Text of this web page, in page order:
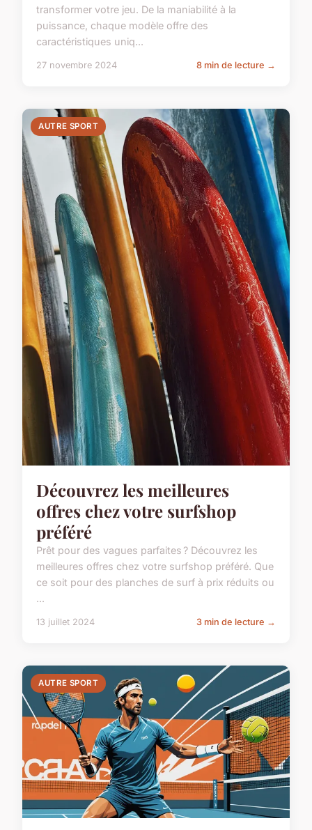
transformer votre jeu. De la maniabilité à la
puissance, chaque modèle offre des
caractéristiques uniq...
27 novembre 2024 8 min de lecture →
AUTRE SPORT
Découvrez les meilleures
offres chez votre surfshop
préféré
Prêt pour des vagues parfaites ? Découvrez les
meilleures offres chez votre surfshop préféré. Que
ce soit pour des planches de surf à prix réduits ou
...
13 juillet 2024 3 min de lecture →
AUTRE SPORT